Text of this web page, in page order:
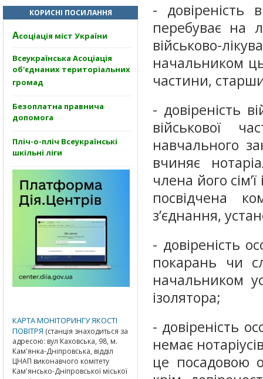
КОРИСНІ ПОСИЛАННЯ
Асоціація міст України
Всеукраїнська Асоціація
об'єднаних територіальних
громад
Безоплатна правнича
допомога
Пліч-о-пліч Всеукраїнські
шкільні ліги
КАРТА МОНІТОРИНГУ ЯКОСТІ
ПОВІТРЯ (станція знаходиться за
адресою: вул Каховська, 98, м.
Кам'янка-Дніпровська, відділ
ЦНАП виконавчого комітету
Кам'янсько-Дніпровської міської
- довіреність
перебуває на
військово-
начальником
частини,
- довіреність
військової
навчального
вчиняє
члена його
посвідчена
з’єднання,
- довіреність
покарань чи
начальником
ізолятора;
- довіреність
немає
це посадовою